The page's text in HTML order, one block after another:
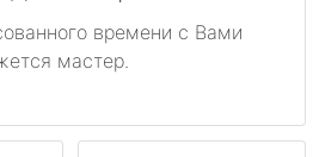
времени с Вами
мастер.